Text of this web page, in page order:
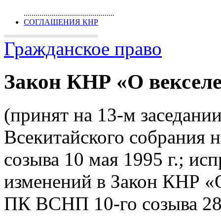
..............................................
СОГЛАШЕНИЯ КНР
Гражданское право
Закон КНР «О
(принят на 13-м
Всекитайского собрания
созыва 10 мая 1995 г.;
изменений в Закон КНР
ПК ВСНП 10-го созыва 28